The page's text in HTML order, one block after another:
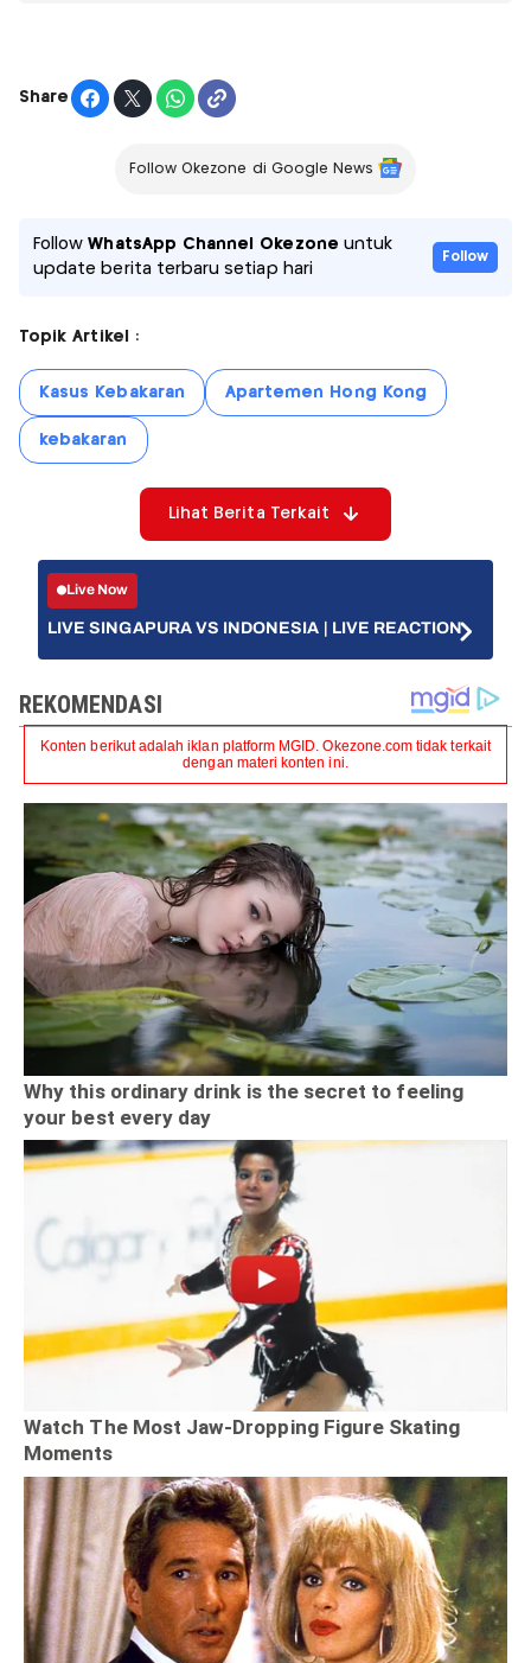
Share
Follow Okezone di Google News
FollowWhatsApp Channel Okezone untuk
update berita terbaru setiap hari
Follow
Topik Artikel :
Kasus Kebakaran Apartemen Hong Kong
kebakaran
Lihat Berita Terkait
Live Now
LIVE SINGAPURA VS INDONESIA | LIVE REACTION